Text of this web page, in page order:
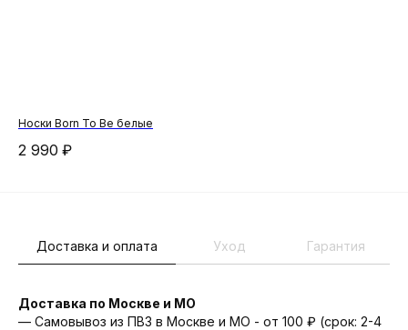
Носки Born To Be белые
2 990 ₽
Доставка и оплата Уход Гарантия
Доставка по Москве и МО
— Самовывоз из ПВЗ в Москве и МО - от 100 ₽ (срок: 2-4